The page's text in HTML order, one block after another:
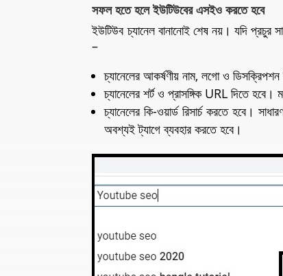
সফল হতে হলে ইউটিউবের এসইও করতে হবে
ইউটিউব চ্যানেল বানানোই শেষ নয়। যদি প্রচুর
–
চ্যানেলের আকর্ষণীয় নাম, লগো ও ডিসক্রিপশন
চ্যানেলের শর্ট ও প্রাসঙ্গিক URL দিতে
চ্যানেলের কি-ওয়ার্ড রিসার্চ করতে হবে।
অবশ্যই ট্যাগে ব্যবহার করতে হবে।